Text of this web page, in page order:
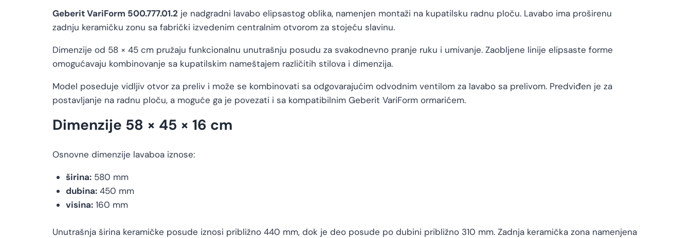
Geberit VariForm 500.777.01.2 je nadgradni lavabo elipsastog oblika, namenjen montaži na kupatilsku radnu ploču. Lavabo ima proširenu
zadnju keramičku zonu sa fabrički izvedenim centralnim otvorom za stojeću slavinu.
Dimenzije od 58 × 45 cm pružaju funkcionalnu unutrašnju posudu za svakodnevno pranje ruku i umivanje. Zaobljene linije elipsaste forme
omogućavaju kombinovanje sa kupatilskim nameštajem različitih stilova i dimenzija.
Model poseduje vidljiv otvor za preliv i može se kombinovati sa odgovarajućim odvodnim ventilom za lavabo sa prelivom. Predviđen je za
postavljanje na radnu ploču, a moguće ga je povezati i sa kompatibilnim Geberit VariForm ormarićem.
Dimenzije 58 × 45 × 16 cm
Osnovne dimenzije lavaboa iznose:
širina:580 mm
dubina:450 mm
visina:160 mm
Unutrašnja širina keramičke posude iznosi približno 440 mm, dok je deo posude po dubini približno 310 mm. Zadnja keramička zona namenjena